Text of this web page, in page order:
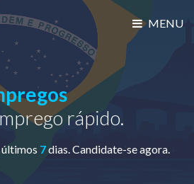
MENU
rápido.
últimos 7dias. Candidate-se agora.